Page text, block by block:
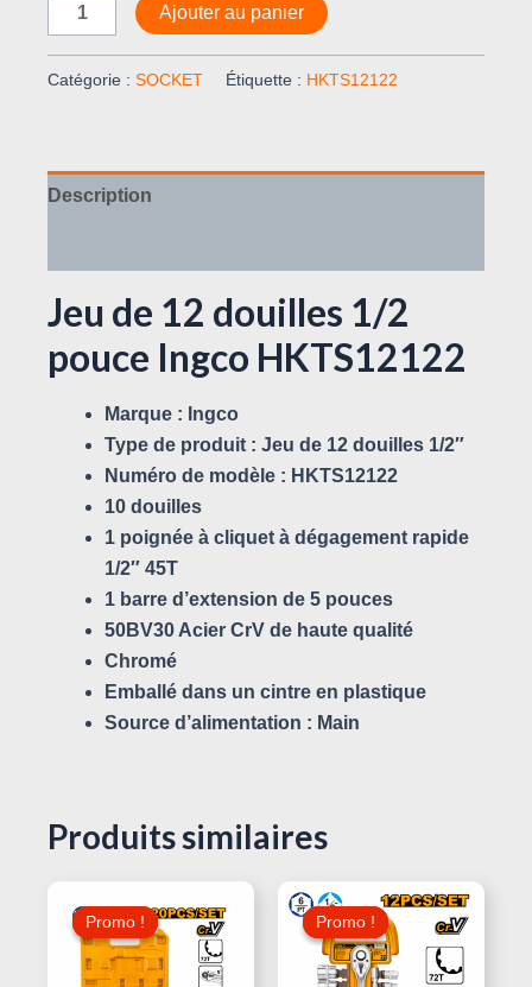
Ajouter au panier
Catégorie : SOCKET Étiquette : HKTS12122
Description
Jeu de 12 douilles 1/2
pouce Ingco HKTS12122
Marque : Ingco
Type de produit : Jeu de 12 douilles 1/2″
Numéro de modèle : HKTS12122
10 douilles
1 poignée à cliquet à dégagement rapide
1/2″ 45T
1 barre d’extension de 5 pouces
50BV30 Acier CrV de haute qualité
Chromé
Emballé dans un cintre en plastique
Source d’alimentation : Main
Produits similaires
Promo !
Promo !
Prix
Initial
Était :
Le
105,000 د.ت.
Promo !
Promo !
Le
Prix
Initial
Était :
Le